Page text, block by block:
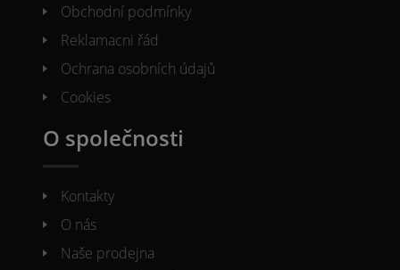
Obchodní podmínky
Reklamacni řád
Ochrana osobních údajů
Cookies
O společnosti
Kontakty
O nás
Naše prodejna